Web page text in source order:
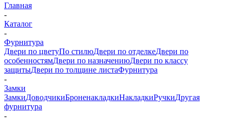
Главная
-
Каталог
-
Фурнитура
Двери по цветуПо стилюДвери по отделкеДвери по
особенностямДвери по назначениюДвери по классу
защитыДвери по толщине листаФурнитура
-
Замки
ЗамкиДоводчикиБроненакладкиНакладкиРучкиДругая
фурнитура
-